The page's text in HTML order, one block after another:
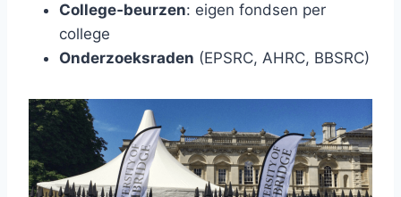
College‑beurzen: eigen fondsen per
college
Onderzoeksraden (EPSRC, AHRC, BBSRC)